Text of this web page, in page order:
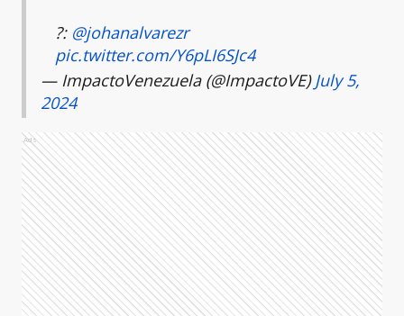
?: @johanalvarezr
pic.twitter.com/Y6pLI6SJc4
— ImpactoVenezuela (@ImpactoVE)July 5,
2024
Ads